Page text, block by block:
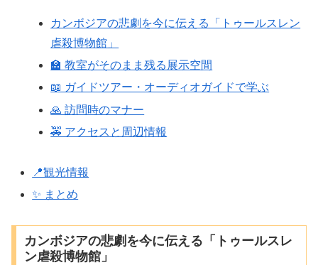
カンボジアの悲劇を今に伝える「トゥールスレン
虐殺博物館」
🏫 教室がそのまま残る展示空間
📖 ガイドツアー・オーディオガイドで学ぶ
🙏 訪問時のマナー
🚕 アクセスと周辺情報
📍観光情報
✨ まとめ
カンボジアの悲劇を今に伝える「トゥールスレ
ン虐殺博物館」